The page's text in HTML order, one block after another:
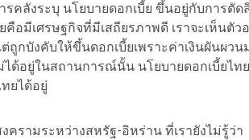
คลังระบุ นโยบายดอกเบี้ย ขึ้นอยู่กับการตัด
มีเศรษฐกิจที่มีเสถียรภาพดี เราจะเห็นตัว
กบังคับให้ขึ้นดอกเบี้ยเพราะค่าเงินผันผวน
ด้อยู่ในสถานการณ์นั้น นโยบายดอกเบี้ยไท
ยได้อยู่
รามระหว่างสหรัฐ-อิหร่าน ที่เรายังไม่รู้ว่า